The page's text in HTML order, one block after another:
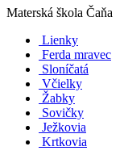
Materská škola Čaňa
Lienky
Ferda mravec
Sloníčatá
Včielky
Žabky
Sovičky
Ježkovia
Krtkovia